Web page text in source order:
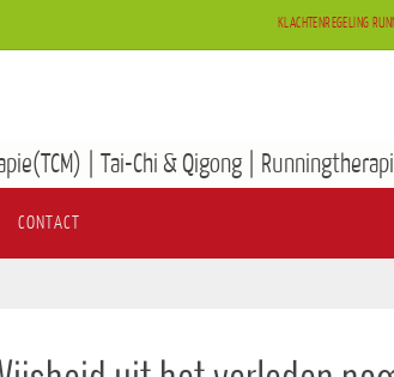
KLACHTENREGELING
| Tai-Chi & Qigong |
CONTACT